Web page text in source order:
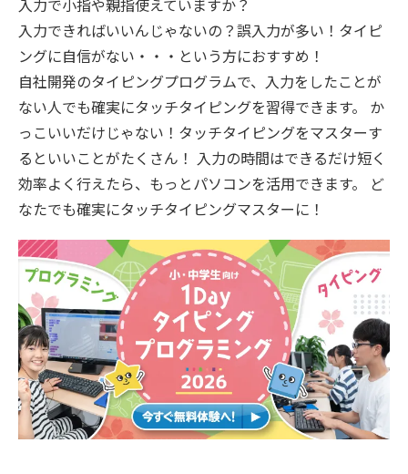
入力で小指や親指使えていますか？
入力できればいいんじゃないの？誤入力が多い！タイピ
ングに自信がない・・・という方におすすめ！
自社開発のタイピングプログラムで、入力をしたことが
ない人でも確実にタッチタイピングを習得できます。 か
っこいいだけじゃない！タッチタイピングをマスターす
るといいことがたくさん！ 入力の時間はできるだけ短く
効率よく行えたら、もっとパソコンを活用できます。 ど
なたでも確実にタッチタイピングマスターに！